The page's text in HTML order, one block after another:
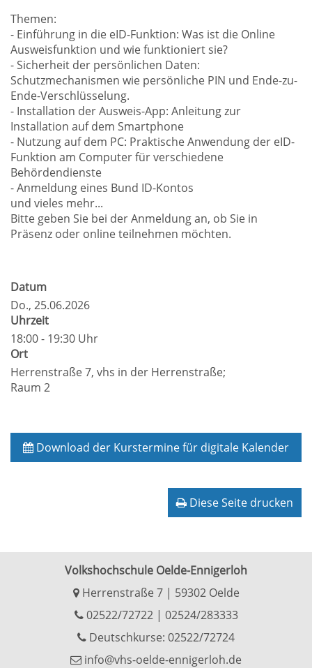
Themen:
- Einführung in die eID-Funktion: Was ist die Online
Ausweisfunktion und wie funktioniert sie?
- Sicherheit der persönlichen Daten:
Schutzmechanismen wie persönliche PIN und Ende-zu-
Ende-Verschlüsselung.
- Installation der Ausweis-App: Anleitung zur
Installation auf dem Smartphone
- Nutzung auf dem PC: Praktische Anwendung der eID-
Funktion am Computer für verschiedene
Behördendienste
- Anmeldung eines Bund ID-Kontos
und vieles mehr...
Bitte geben Sie bei der Anmeldung an, ob Sie in
Präsenz oder online teilnehmen möchten.
Datum
Do., 25.06.2026
Uhrzeit
18:00 - 19:30 Uhr
Ort
Herrenstraße 7, vhs in der Herrenstraße;
Raum 2
Download der Kurstermine für digitale Kalender
Diese Seite drucken
Volkshochschule Oelde-Ennigerloh
Herrenstraße 7 | 59302 Oelde
02522/72722| 02524/283333
Deutschkurse: 02522/72724
info@vhs-oelde-ennigerloh.de